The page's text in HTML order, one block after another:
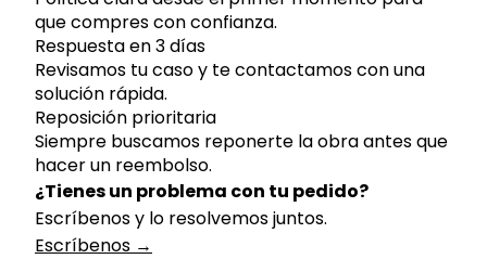
que compres con confianza.
Respuesta en 3 días
Revisamos tu caso y te contactamos con una
solución rápida.
Reposición prioritaria
Siempre buscamos reponerte la obra antes que
hacer un reembolso.
¿Tienes un problema con tu pedido?
Escríbenos y lo resolvemos juntos.
Escríbenos →